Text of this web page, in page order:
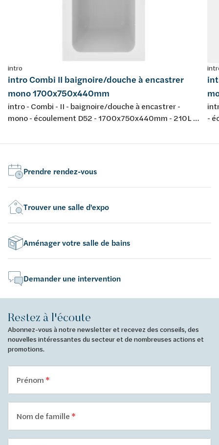
intro
intro Combi II baignoire/douche à encastrer
mono 1700x750x440mm
intro - Combi - II - baignoire/douche à encastrer -
mono - écoulement D52 - 1700x750x440mm - 210L -
conforme aux normes européennes EN 198 , EN 232 &
-
Prendre rendez-vous
Trouver une salle d'expo
Aménager votre salle de bains
Demander une intervention
Restez à l'écoute
Abonnez-vous à notre newsletter et recevez des conseils, des
nouvelles intéressantes du secteur et de nombreuses actions et
promotions.
Prénom
Nom de famille